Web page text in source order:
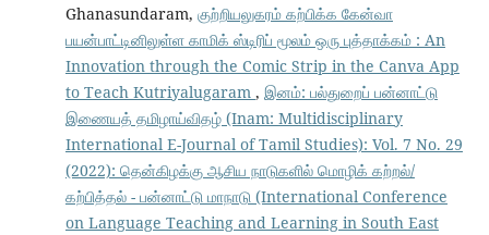
Ghanasundaram, குற்றியலுகரம் கற்பிக்க கேன்வா
பயன்பாட்டினிலுள்ள காமிக் ஸ்டிரிப் மூலம் ஒரு புத்தாக்கம் : An
Innovation through the Comic Strip in the Canva App
to Teach Kutriyalugaram , இனம்: பல்துறைப் பன்னாட்டு
இணையத் தமிழாய்விதழ் (Inam: Multidisciplinary
International E-Journal of Tamil Studies): Vol. 7 No. 29
(2022): தென்கிழக்கு ஆசிய நாடுகளில் மொழிக் கற்றல்/
கற்பித்தல் - பன்னாட்டு மாநாடு (International Conference
on Language Teaching and Learning in South East